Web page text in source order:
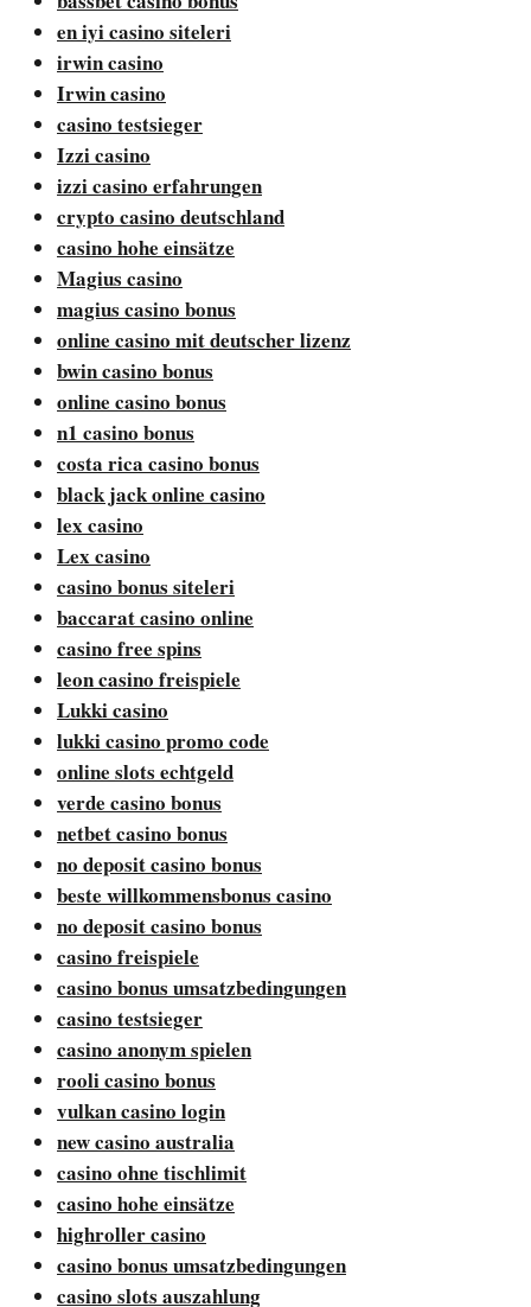
en iyi casino siteleri
irwin casino
Irwin casino
casino testsieger
Izzi casino
izzi casino erfahrungen
crypto casino deutschland
casino hohe einsätze
Magius casino
magius casino bonus
online casino mit deutscher lizenz
bwin casino bonus
online casino bonus
n1 casino bonus
costa rica casino bonus
black jack online casino
lex casino
Lex casino
casino bonus siteleri
baccarat casino online
casino free spins
leon casino freispiele
Lukki casino
lukki casino promo code
online slots echtgeld
verde casino bonus
netbet casino bonus
no deposit casino bonus
beste willkommensbonus casino
no deposit casino bonus
casino freispiele
casino bonus umsatzbedingungen
casino testsieger
casino anonym spielen
rooli casino bonus
vulkan casino login
new casino australia
casino ohne tischlimit
casino hohe einsätze
highroller casino
casino bonus umsatzbedingungen
casino slots auszahlung